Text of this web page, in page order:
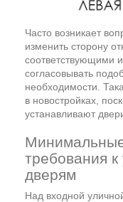
Часто возникает
изменить сторону
соответствующими
согласовывать
необходимости.
в новостройках,
устанавливают
требования
дверям
Над входной